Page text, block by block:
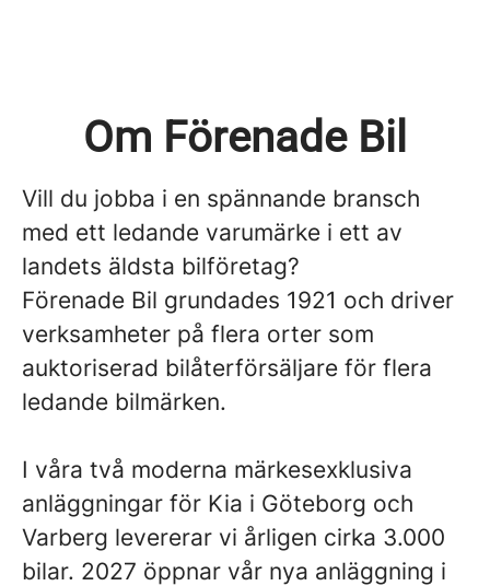
Om Förenade Bil
Vill du jobba i en spännande bransch
med ett ledande varumärke i ett av
landets äldsta bilföretag?
Förenade Bil grundades 1921 och driver
verksamheter på flera orter som
auktoriserad bilåterförsäljare för flera
ledande bilmärken.
I våra två moderna märkesexklusiva
anläggningar för Kia i Göteborg och
Varberg levererar vi årligen cirka 3.000
bilar. 2027 öppnar vår nya anläggning i